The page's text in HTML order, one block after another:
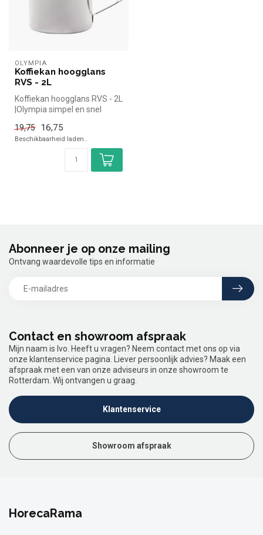
OLYMPIA
Koffiekan hoogglans
RVS - 2L
Koffiekan hoogglans RVS - 2L
|Olympia simpel en snel
19,75
16,75
Beschikbaarheid laden..
Contact en showroom afspraak
Mijn naam is Ivo. Heeft u vragen? Neem contact met ons op via
onze klantenservice pagina. Liever persoonlijk advies? Maak een
afspraak met een van onze adviseurs in onze showroom te
Rotterdam. Wij ontvangen u graag.
Klantenservice
Showroom afspraak
Abonneer je op onze mailing
Ontvang waardevolle tips en informatie
HorecaRama